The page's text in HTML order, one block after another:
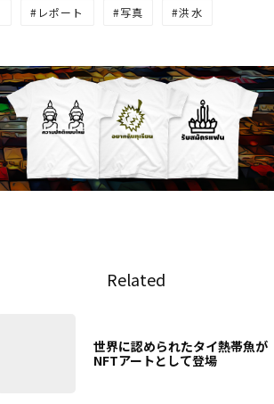
レポート 写真 洪水
Related
世界に認められたタイ熱帯魚が
NFTアートとして登場